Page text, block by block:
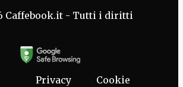
Caffebook.it - Tutti i diritti
Privacy
Cookie